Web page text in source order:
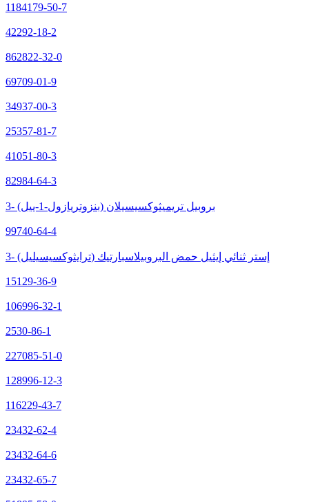
1184179-50-7
42292-18-2
862822-32-0
69709-01-9
34937-00-3
25357-81-7
41051-80-3
82984-64-3
3- (بنزوتريازول-1-ييل) بروبيل تريميثوكسيسيلان
99740-64-4
3- (ترايثوكسيسيليل) إستر ثنائي إيثيل حمض البروبيلاسبارتيك
15129-36-9
106996-32-1
2530-86-1
227085-51-0
128996-12-3
116229-43-7
23432-62-4
23432-64-6
23432-65-7